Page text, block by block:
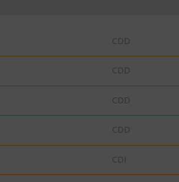
CDD
CDD
CDD
CDD
CDI